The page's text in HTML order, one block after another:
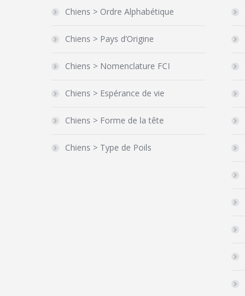
Chiens > Ordre Alphabétique
Chiens > Pays d’Origine
Chiens > Nomenclature FCI
Chiens > Espérance de vie
Chiens > Forme de la tête
Chiens > Type de Poils